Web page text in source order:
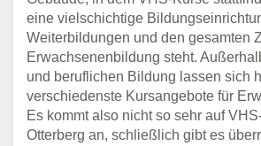
eine vielschichtige
Weiterbildungen und den gesamten
Erwachsenenbildung steht.
und beruflichen Bildung lassen sich
verschiedenste Kursangebote für
Es kommt also nicht so sehr auf
Otterberg an, schließlich gibt es